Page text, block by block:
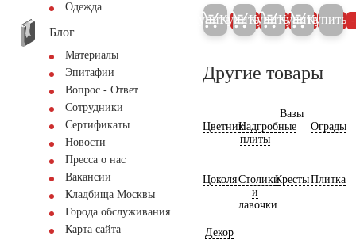
Одежда
Блог
Материалы
Эпитафии
Вопрос - Ответ
Сотрудники
Сертификаты
Новости
Пресса о нас
Вакансии
Кладбища Москвы
Города обслуживания
Карта сайта
Купить 5%
Купить 5%
Купить 5%
Купить 5%
Купить
Другие товары
ЦветникНадгробные
плиты
Вазы
Ограды
ЦоколяСтолики
и
лавочки
КрестыПлитка
Декор